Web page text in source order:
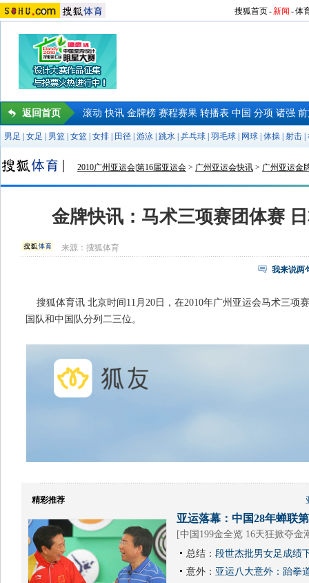
搜狐首页-新闻 -体
返回首页 滚动 快讯 金牌榜 赛程赛果 转播表 中国 分项 诸强
男足 女足 男篮 女篮 女排 田径 游泳 跳水 乒乓球 羽毛球 网球 体操 射击
2010广州亚运会|第16届亚运会 > 广州亚运会快讯 > 广州亚运金
金牌快讯：马术三项赛团体赛
来源：搜狐体育
我来说两
搜狐体育讯 北京时间11月20日，在2010年广州亚运会马术三项
国队和中国队分列二三位。
精彩推荐
亚运落幕：中国28年蝉联
[中国199金全览 16天狂掀夺金
总结： 段世杰批男女足成绩
意外： 亚运八大意外：跆拳